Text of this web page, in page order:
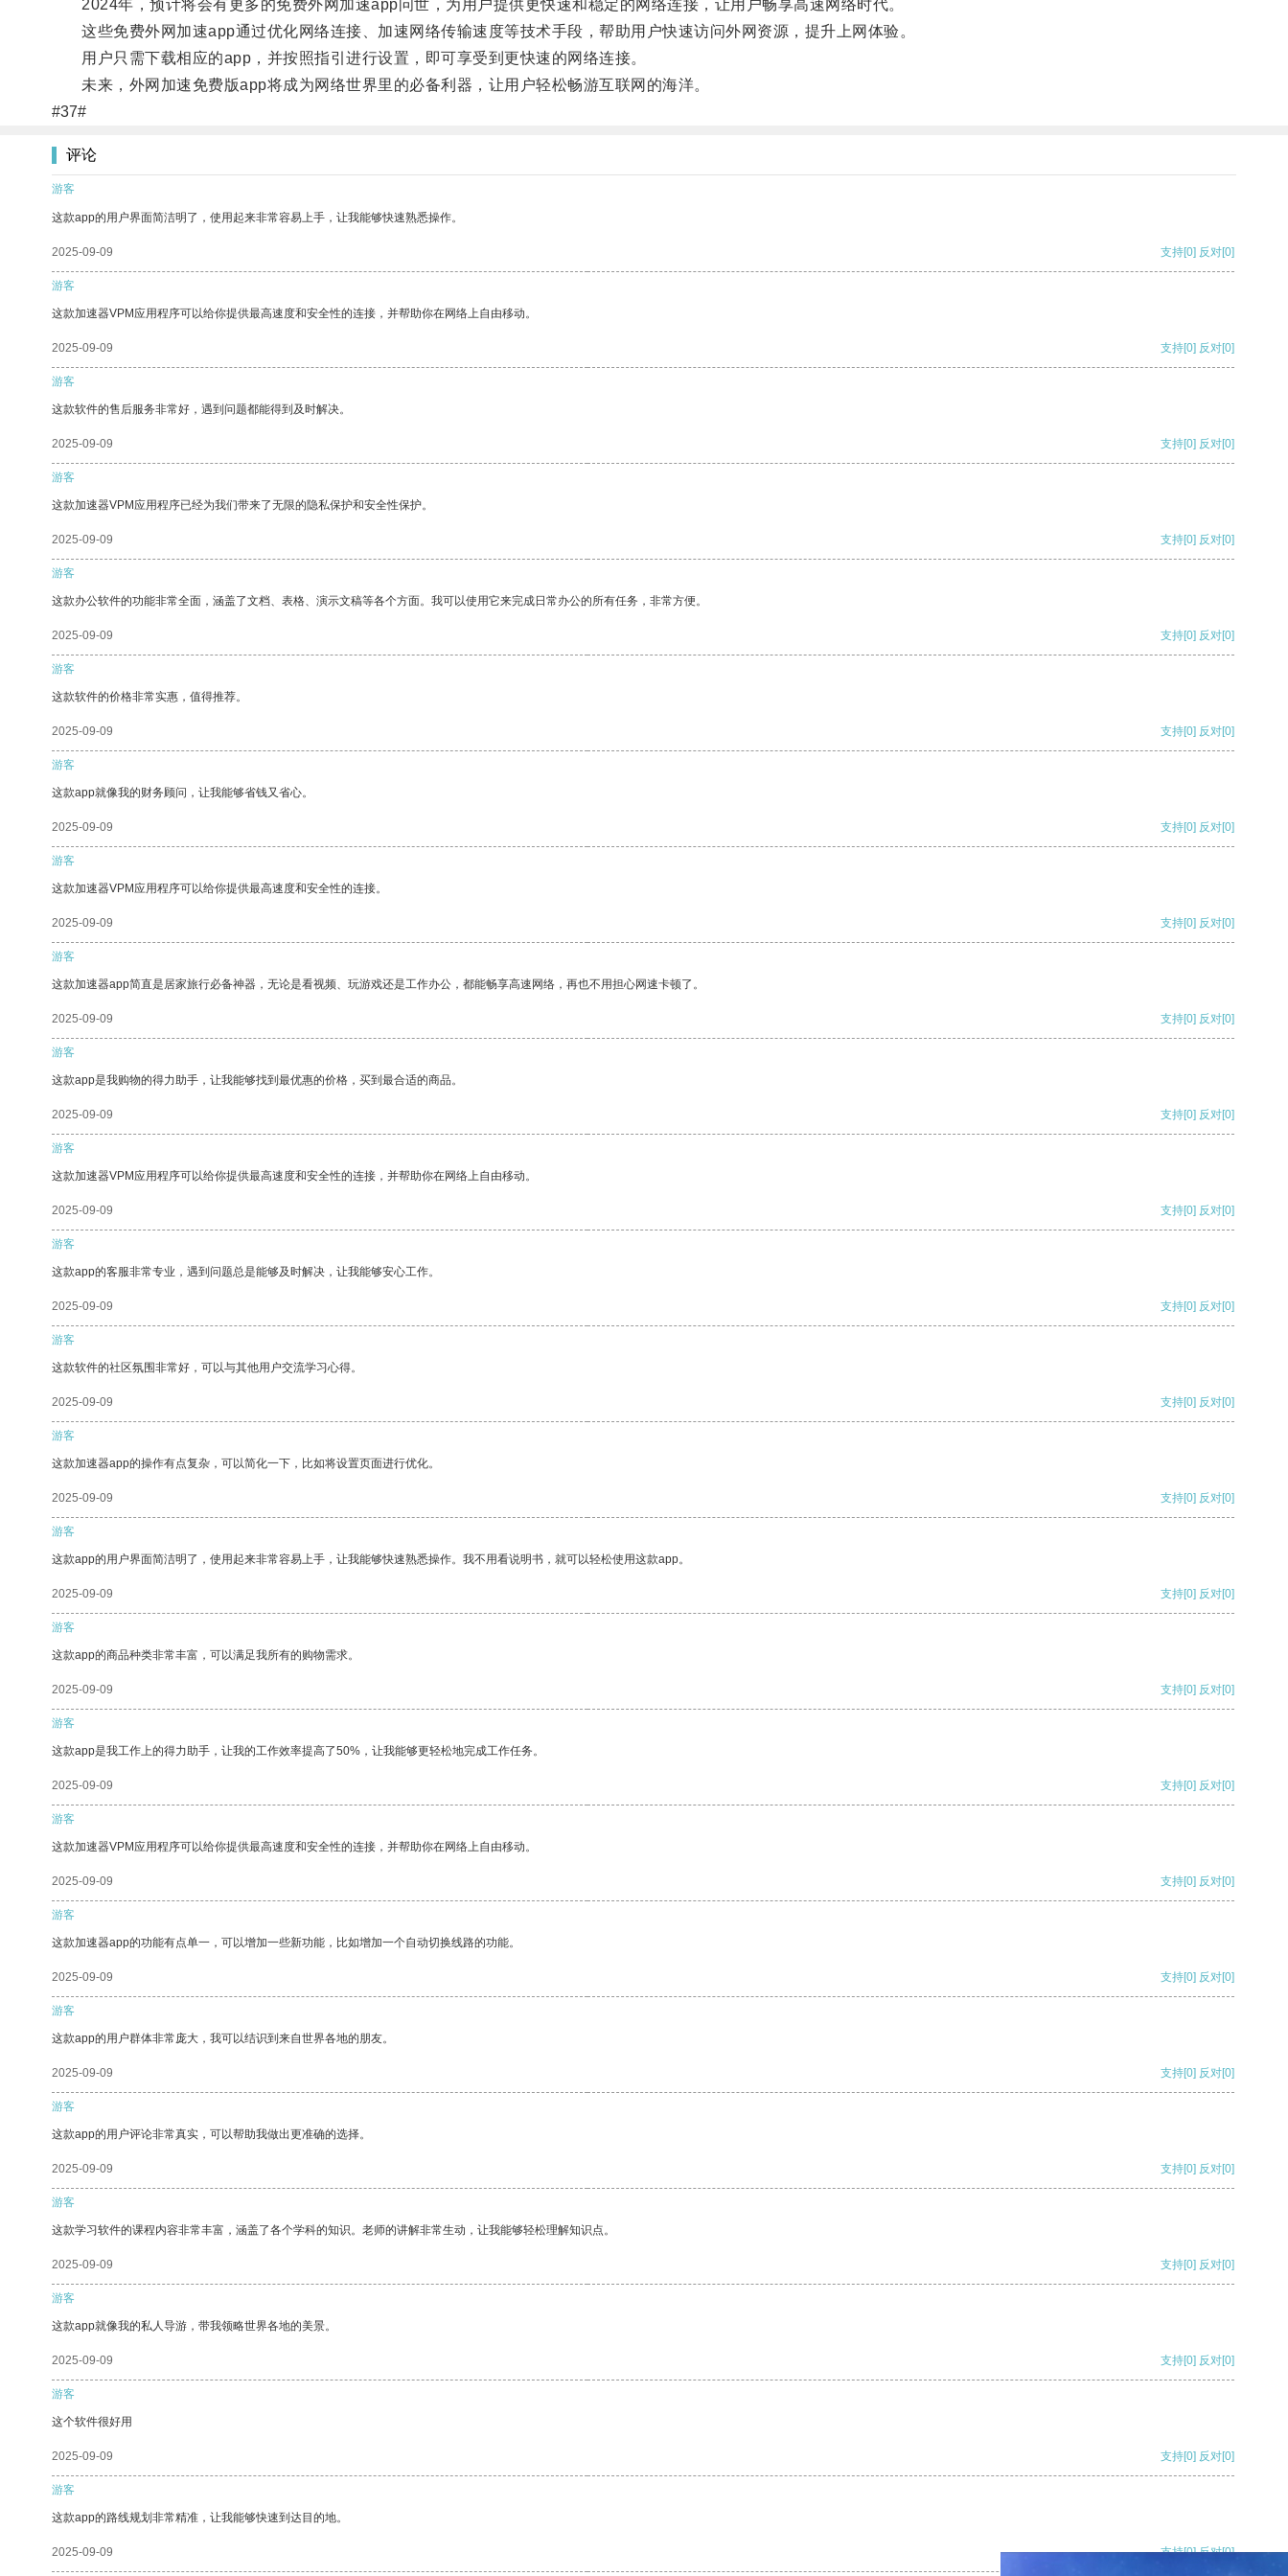
2024年，预计将会有更多的免费外网加速app问世，为用户提供更快速和稳定的网络连接，让用户畅享高速网络时代。
这些免费外网加速app通过优化网络连接、加速网络传输速度等技术手段，帮助用户快速访问外网资源，提升上网体验。
用户只需下载相应的app，并按照指引进行设置，即可享受到更快速的网络连接。
未来，外网加速免费版app将成为网络世界里的必备利器，让用户轻松畅游互联网的海洋。
#37#
评论
游客
这款app的用户界面简洁明了，使用起来非常容易上手，让我能够快速熟悉操作。
2025-09-09 支持[0] 反对[0]
游客
这款加速器VPM应用程序可以给你提供最高速度和安全性的连接，并帮助你在网络上自由移动。
2025-09-09 支持[0] 反对[0]
游客
这款软件的售后服务非常好，遇到问题都能得到及时解决。
2025-09-09 支持[0] 反对[0]
游客
这款加速器VPM应用程序已经为我们带来了无限的隐私保护和安全性保护。
2025-09-09 支持[0] 反对[0]
游客
这款办公软件的功能非常全面，涵盖了文档、表格、演示文稿等各个方面。我可以使用它来完成日常办公的所有任务，非常方便。
2025-09-09 支持[0] 反对[0]
游客
这款软件的价格非常实惠，值得推荐。
2025-09-09 支持[0] 反对[0]
游客
这款app就像我的财务顾问，让我能够省钱又省心。
2025-09-09 支持[0] 反对[0]
游客
这款加速器VPM应用程序可以给你提供最高速度和安全性的连接。
2025-09-09 支持[0] 反对[0]
游客
这款加速器app简直是居家旅行必备神器，无论是看视频、玩游戏还是工作办公，都能畅享高速网络，再也不用担心网速卡顿了。
2025-09-09 支持[0] 反对[0]
游客
这款app是我购物的得力助手，让我能够找到最优惠的价格，买到最合适的商品。
2025-09-09 支持[0] 反对[0]
游客
这款加速器VPM应用程序可以给你提供最高速度和安全性的连接，并帮助你在网络上自由移动。
2025-09-09 支持[0] 反对[0]
游客
这款app的客服非常专业，遇到问题总是能够及时解决，让我能够安心工作。
2025-09-09 支持[0] 反对[0]
游客
这款软件的社区氛围非常好，可以与其他用户交流学习心得。
2025-09-09 支持[0] 反对[0]
游客
这款加速器app的操作有点复杂，可以简化一下，比如将设置页面进行优化。
2025-09-09 支持[0] 反对[0]
游客
这款app的用户界面简洁明了，使用起来非常容易上手，让我能够快速熟悉操作。我不用看说明书，就可以轻松使用这款app。
2025-09-09 支持[0] 反对[0]
游客
这款app的商品种类非常丰富，可以满足我所有的购物需求。
2025-09-09 支持[0] 反对[0]
游客
这款app是我工作上的得力助手，让我的工作效率提高了50%，让我能够更轻松地完成工作任务。
2025-09-09 支持[0] 反对[0]
游客
这款加速器VPM应用程序可以给你提供最高速度和安全性的连接，并帮助你在网络上自由移动。
2025-09-09 支持[0] 反对[0]
游客
这款加速器app的功能有点单一，可以增加一些新功能，比如增加一个自动切换线路的功能。
2025-09-09 支持[0] 反对[0]
游客
这款app的用户群体非常庞大，我可以结识到来自世界各地的朋友。
2025-09-09 支持[0] 反对[0]
游客
这款app的用户评论非常真实，可以帮助我做出更准确的选择。
2025-09-09 支持[0] 反对[0]
游客
这款学习软件的课程内容非常丰富，涵盖了各个学科的知识。老师的讲解非常生动，让我能够轻松理解知识点。
2025-09-09 支持[0] 反对[0]
游客
这款app就像我的私人导游，带我领略世界各地的美景。
2025-09-09 支持[0] 反对[0]
游客
这个软件很好用
2025-09-09 支持[0] 反对[0]
游客
这款app的路线规划非常精准，让我能够快速到达目的地。
2025-09-09 支持[0] 反对[0]